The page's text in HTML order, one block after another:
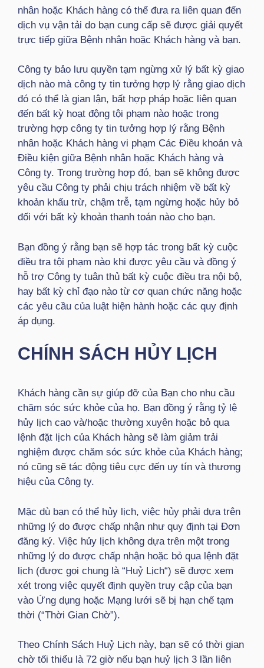
nhân hoặc Khách hàng có thể đưa ra liên quan đến
dịch vụ vận tải do bạn cung cấp sẽ được giải quyết
trực tiếp giữa Bệnh nhân hoặc Khách hàng và bạn.
Công ty bảo lưu quyền tạm ngừng xử lý bất kỳ giao
dịch nào mà công ty tin tưởng hợp lý rằng giao dịch
đó có thể là gian lận, bất hợp pháp hoặc liên quan
đến bất kỳ hoạt động tội phạm nào hoặc trong
trường hợp công ty tin tưởng hợp lý rằng Bệnh
nhân hoặc Khách hàng vi phạm Các Điều khoản và
Điều kiện giữa Bệnh nhân hoặc Khách hàng và
Công ty. Trong trường hợp đó, bạn sẽ không được
yêu cầu Công ty phải chịu trách nhiệm về bất kỳ
khoản khấu trừ, chậm trễ, tạm ngừng hoặc hủy bỏ
đối với bất kỳ khoản thanh toán nào cho bạn.
Bạn đồng ý rằng bạn sẽ hợp tác trong bất kỳ cuộc
điều tra tội phạm nào khi được yêu cầu và đồng ý
hỗ trợ Công ty tuân thủ bất kỳ cuộc điều tra nội bộ,
hay bất kỳ chỉ đạo nào từ cơ quan chức năng hoặc
các yêu cầu của luật hiện hành hoặc các quy định
áp dụng.
CHÍNH SÁCH HỦY LỊCH
Khách hàng cần sự giúp đỡ của Bạn cho nhu cầu
chăm sóc sức khỏe của họ. Bạn đồng ý rằng tỷ lệ
hủy lịch cao và/hoặc thường xuyên hoặc bỏ qua
lệnh đặt lịch của Khách hàng sẽ làm giảm trải
nghiệm được chăm sóc sức khỏe của Khách hàng;
nó cũng sẽ tác động tiêu cực đến uy tín và thương
hiệu của Công ty.
Mặc dù bạn có thể hủy lịch, việc hủy phải dựa trên
những lý do được chấp nhận như quy định tại Đơn
đăng ký. Việc hủy lịch không dựa trên một trong
những lý do được chấp nhận hoặc bỏ qua lệnh đặt
lịch (được gọi chung là “Huỷ Lịch“) sẽ được xem
xét trong việc quyết định quyền truy cập của bạn
vào Ứng dụng hoặc Mạng lưới sẽ bị hạn chế tạm
thời (“Thời Gian Chờ”).
Theo Chính Sách Huỷ Lịch này, bạn sẽ có thời gian
chờ tối thiểu là 72 giờ nếu bạn huỷ lịch 3 lần liên